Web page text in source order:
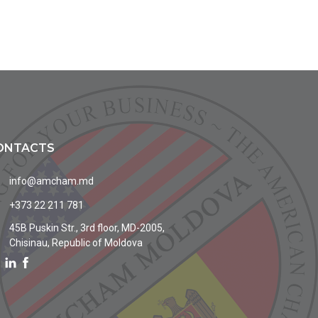
info@amcham.md
+373 22 211 781
45B Puskin Str., 3rd floor, MD-2005,
Chisinau, Republic of Moldova